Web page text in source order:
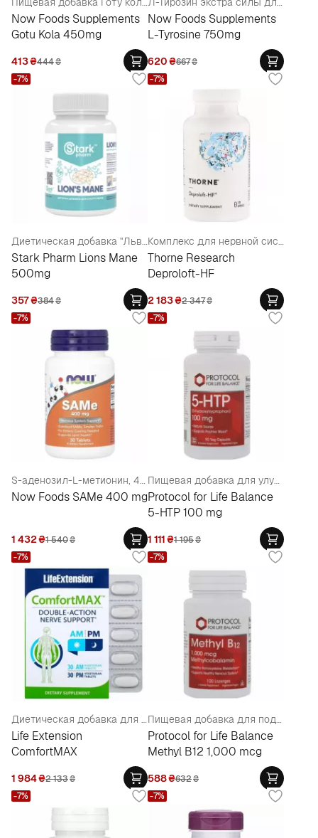
Now Foods Supplements
Gotu Kola 450mg
413₴444₴
Now Foods Supplements
L-Tyrosine 750mg
620₴667₴
Диетическая добавка "Львиная грива" для улучшения работы нервной системы
Stark Pharm Lions Mane
500mg
357₴384₴
-7%
Комплекс для нервной системы в капсулах
Thorne Research
Deproloft-HF
2 183₴2 347₴
-7%
S-аденозил-L-метионин, 400 мг (поддержка нервной системы)
Now Foods SAMe 400 mg
1 432₴1 540₴
-7%
Пищевая добавка для улучшения работы центральной нервной системы "5-HTP" 100мг в вегетарианских капсулах
Protocol for Life Balance
5-HTP 100 mg
1 111₴1 195₴
-7%
Диетическая добавка для поддержки нервной системы двойного действия
Life Extension
ComfortMAX
1 984₴2 133₴
-7%
Пищевая добавка для поддержания нервной системы "Метил В12" 1000 мкг в пастилках
Protocol for Life Balance
Methyl B12 1,000 mcg
588₴632₴
-7%
-7% -7%